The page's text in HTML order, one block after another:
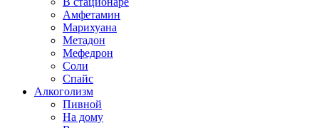
Амфетамин
Марихуана
Метадон
Мефедрон
Соли
Спайс
Алкоголизм
Пивной
На дому